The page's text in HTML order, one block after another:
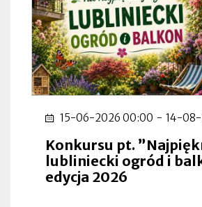
15-06-2026 00:00 - 14-08-
Konkursu pt.
lubliniecki ogród i
edycja 2026